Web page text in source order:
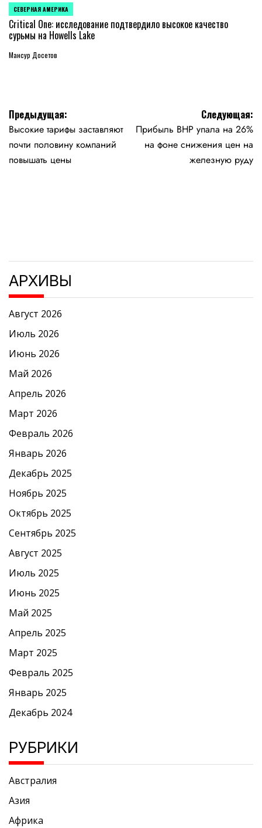
ОПУБЛИКОВАНО
В
СЕВЕРНАЯ АМЕРИКА
Critical One: исследование подтвердило высокое качество
сурьмы на Howells Lake
Мансур Досетов
Навигация
по
записям
Предыдущая:
Высокие тарифы заставляют
почти половину компаний
повышать цены
Следующая:
Прибыль BHP упала на 26%
на фоне снижения цен на
железную руду
АРХИВЫ
Август 2026
Июль 2026
Июнь 2026
Май 2026
Апрель 2026
Март 2026
Февраль 2026
Январь 2026
Декабрь 2025
Ноябрь 2025
Октябрь 2025
Сентябрь 2025
Август 2025
Июль 2025
Июнь 2025
Май 2025
Апрель 2025
Март 2025
Февраль 2025
Январь 2025
Декабрь 2024
РУБРИКИ
Австралия
Азия
Африка